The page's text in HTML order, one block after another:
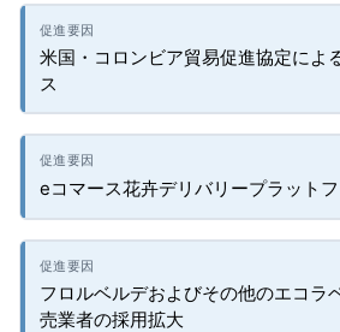
米国・コロンビア貿易促進協定によ
ス
eコマース花卉デリバリープラット
フロルベルデおよびその他のエコラ
売業者の採用拡大